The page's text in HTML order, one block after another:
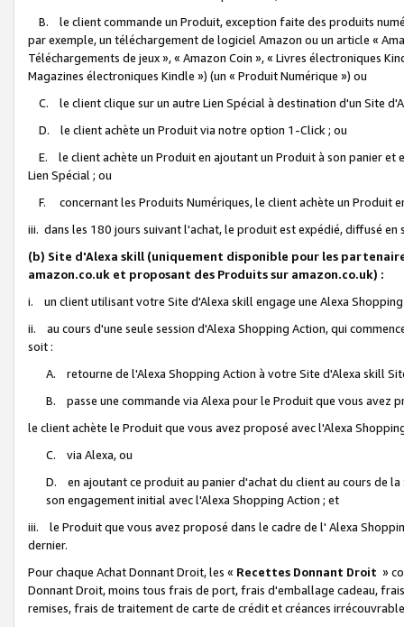
B. le client commande un Produit, exception faite des produits
par exemple, un téléchargement de logiciel Amazon ou un article «
Téléchargements de jeux », « Amazon Coin », « Livres électroniques
Magazines électroniques Kindle ») (un « Produit Numérique ») ou
C. le client clique sur un autre Lien Spécial à destination d'un Site
D. le client achète un Produit via notre option 1-Click ; ou
E. le client achète un Produit en ajoutant un Produit à son panier et
Lien Spécial ; ou
F. concernant les Produits Numériques, le client achète un Produit
iii. dans les 180 jours suivant l'achat, le produit est expédié, diffusé
(b) Site d'Alexa skill (uniquement disponible pour les
amazon.co.uk et proposant des Produits sur amazon.co.uk) :
i. un client utilisant votre Site d'Alexa skill engage une Alexa
ii. au cours d'une seule session d'Alexa Shopping Action, qui
soit :
A. retourne de l'Alexa Shopping Action à votre Site d'Alexa skill
B. passe une commande via Alexa pour le Produit que vous avez
le client achète le Produit que vous avez proposé avec l'Alexa
C. via Alexa, ou
D. en ajoutant ce produit au panier d'achat du client au cours de
son engagement initial avec l'Alexa Shopping Action ; et
iii. le Produit que vous avez proposé dans le cadre de l' Alexa
dernier.
Pour chaque Achat Donnant Droit, les « Recettes Donnant Droit »
Donnant Droit, moins tous frais de port, frais d'emballage cadeau,
remises, frais de traitement de carte de crédit et créances